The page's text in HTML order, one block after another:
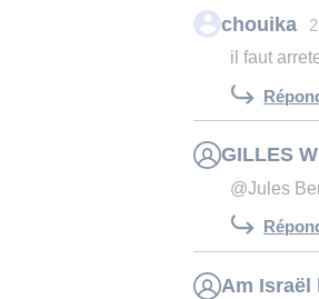
chouika
il faut
GILLES
@Jules
Am Israël